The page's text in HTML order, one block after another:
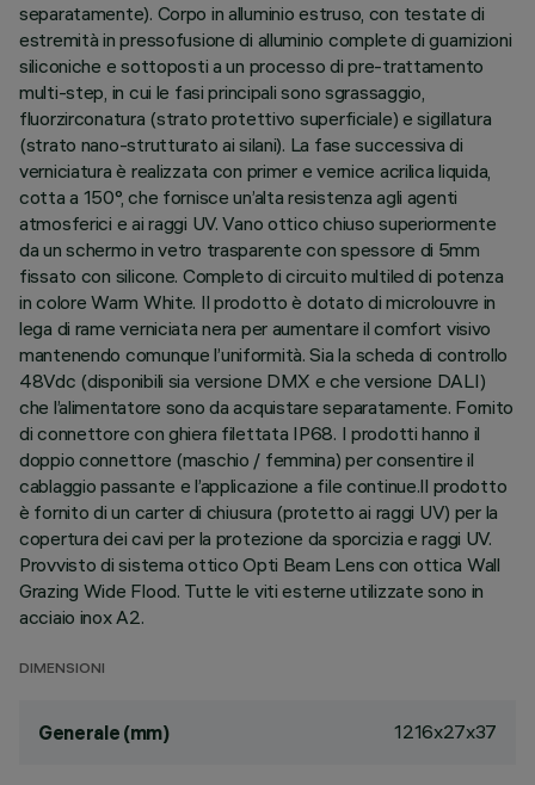
separatamente). Corpo in alluminio estruso, con testate di
estremità in pressofusione di alluminio complete di guarnizioni
siliconiche e sottoposti a un processo di pre-trattamento
multi-step, in cui le fasi principali sono sgrassaggio,
fluorzirconatura (strato protettivo superficiale) e sigillatura
(strato nano-strutturato ai silani). La fase successiva di
verniciatura è realizzata con primer e vernice acrilica liquida,
cotta a 150°, che fornisce un’alta resistenza agli agenti
atmosferici e ai raggi UV. Vano ottico chiuso superiormente
da un schermo in vetro trasparente con spessore di 5mm
fissato con silicone. Completo di circuito multiled di potenza
in colore Warm White. Il prodotto è dotato di microlouvre in
lega di rame verniciata nera per aumentare il comfort visivo
mantenendo comunque l’uniformità. Sia la scheda di controllo
48Vdc (disponibili sia versione DMX e che versione DALI)
che l’alimentatore sono da acquistare separatamente. Fornito
di connettore con ghiera filettata IP68. I prodotti hanno il
doppio connettore (maschio / femmina) per consentire il
cablaggio passante e l’applicazione a file continue.Il prodotto
è fornito di un carter di chiusura (protetto ai raggi UV) per la
copertura dei cavi per la protezione da sporcizia e raggi UV.
Provvisto di sistema ottico Opti Beam Lens con ottica Wall
Grazing Wide Flood. Tutte le viti esterne utilizzate sono in
acciaio inox A2.
DIMENSIONI
Generale (mm) 1216x27x37